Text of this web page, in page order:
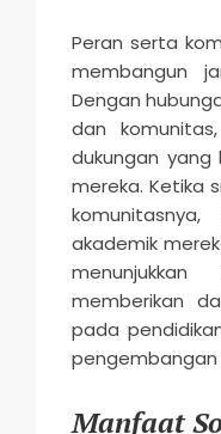
Peran serta
membangun
Dengan
dan
dukungan yang
mereka. Ketika
akademik
memberikan
pada
pengembangan
Manfaat